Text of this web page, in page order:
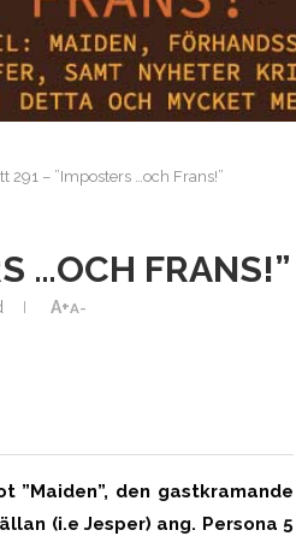
291 – ”Imposters …och Frans!”
…OCH FRANS!”
A+A-
den gastkramande
(i.e Jesper) ang. Persona 5